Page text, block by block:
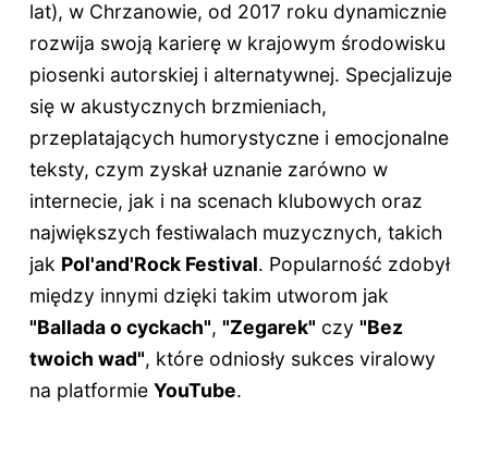
lat), w Chrzanowie, od 2017 roku dynamicznie
rozwija swoją karierę w krajowym środowisku
piosenki autorskiej i alternatywnej. Specjalizuje
się w akustycznych brzmieniach,
przeplatających humorystyczne i emocjonalne
teksty, czym zyskał uznanie zarówno w
internecie, jak i na scenach klubowych oraz
największych festiwalach muzycznych, takich
jak Pol'and'Rock Festival. Popularność zdobył
między innymi dzięki takim utworom jak
"Ballada o cyckach", "Zegarek" czy "Bez
twoich wad", które odniosły sukces viralowy
na platformie YouTube.